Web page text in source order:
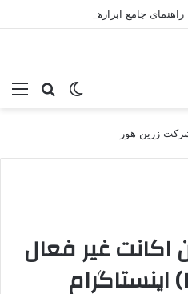
جستجو
تغییر
اکانت غیر فعال